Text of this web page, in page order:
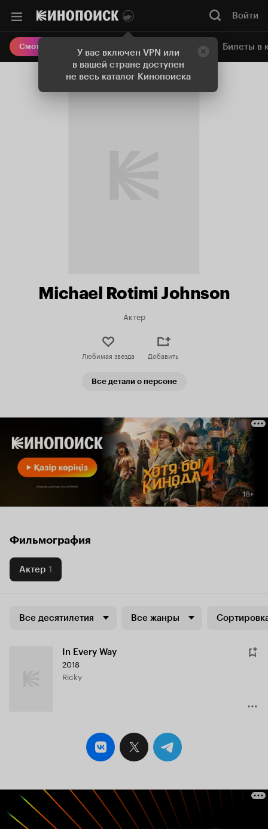
У вас включен VPN или
в вашей стране доступен
не весь каталог Кинопоиска
Войти
Смотреть кино Онлайн-кинотеатр Билеты в
Michael Rotimi Johnson
Актер
Любимая звезда Добавить
Все детали о персоне
Фильмография
Актер 1
Все десятилетия Все жанры
In Every Way
2018
Ricky